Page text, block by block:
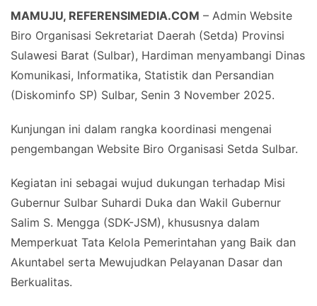
MAMUJU, REFERENSIMEDIA.COM – Admin Website
Biro Organisasi Sekretariat Daerah (Setda) Provinsi
Sulawesi Barat (Sulbar), Hardiman menyambangi Dinas
Komunikasi, Informatika, Statistik dan Persandian
(Diskominfo SP) Sulbar, Senin 3 November 2025.
Kunjungan ini dalam rangka koordinasi mengenai
pengembangan Website Biro Organisasi Setda Sulbar.
Kegiatan ini sebagai wujud dukungan terhadap Misi
Gubernur Sulbar Suhardi Duka dan Wakil Gubernur
Salim S. Mengga (SDK-JSM), khususnya dalam
Memperkuat Tata Kelola Pemerintahan yang Baik dan
Akuntabel serta Mewujudkan Pelayanan Dasar dan
Berkualitas.